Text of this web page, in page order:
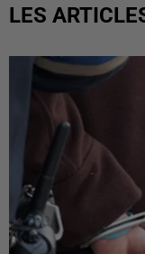
LES